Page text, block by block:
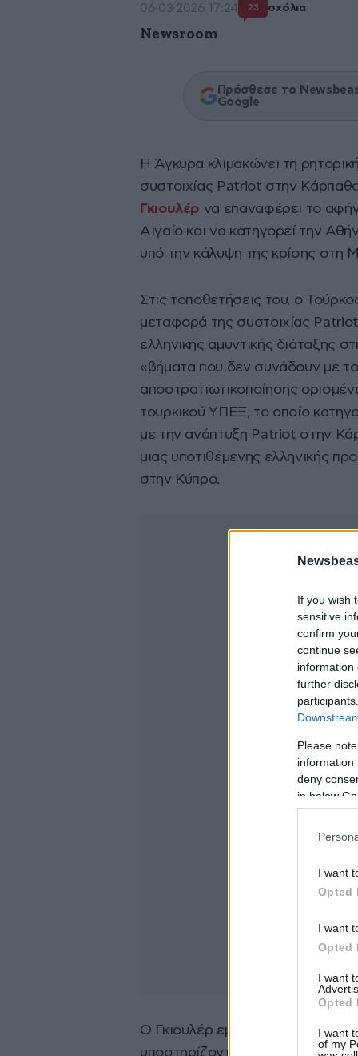
If you wish
sensitive
confirm
continue
information
further
Please
information
deny
in below
I want
Opted
I want
Opted
I want
Opted
I want
of my
06·03·2026 17:24 23 σχόλια
Newsroom
Πρόσθεσε το
Google
Η Άγκυρα κλιμακώνει τη
συστοιχίας Patriot στην
Γκιουλέρ να επαναφέρει το
Αιγαίο και να κατηγορεί την
υπό την κάλυψη της κρίσης στη
Στις τοποθετήσεις του, ο
μεταφορά της συστοιχίας
ελληνικής αμυντικής διάταξης
«βήματα που δεν συνάδουν με το
αποστρατιωτικοποίησης
τουρκικού ΥΠΕΞ, το οποίο
με την ανάπτυξη Patriot στην
μιας υποτιθέμενης ελληνικής
στην Κύπρο.
Ο Γκιουλέρ εμφανίζεται να
υποστηρίζοντας ότι «ορισμένοι